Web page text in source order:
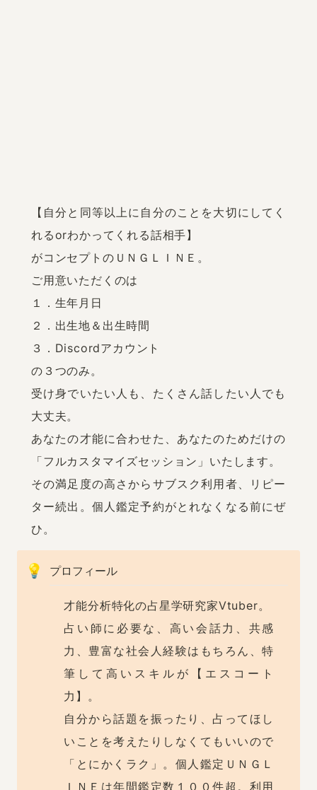
【自分と同等以上に自分のことを大切にしてく
れるorわかってくれる話相手】
がコンセプトのＵＮＧＬＩＮＥ。
ご用意いただくのは
１．生年月日
２．出生地＆出生時間
３．Discordアカウント
の３つのみ。
受け身でいたい人も、たくさん話したい人でも
大丈夫。
あなたの才能に合わせた、あなたのためだけの
「フルカスタマイズセッション」いたします。
その満足度の高さからサブスク利用者、リピー
ター続出。個人鑑定予約がとれなくなる前にぜ
ひ。
💡 プロフィール
才能分析特化の占星学研究家Vtuber。
占い師に必要な、高い会話力、共感
力、豊富な社会人経験はもちろん、特
筆して高いスキルが【エスコート
力】。
自分から話題を振ったり、占ってほし
いことを考えたりしなくてもいいので
「とにかくラク」。個人鑑定ＵＮＧＬ
ＩＮＥは年間鑑定数１００件超。利用